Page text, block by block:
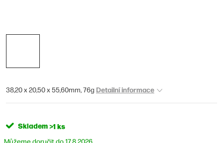
38,20 x 20,50 x 55,60mm, 76g Detailní informace
Skladem>1 ks
17.8.2026